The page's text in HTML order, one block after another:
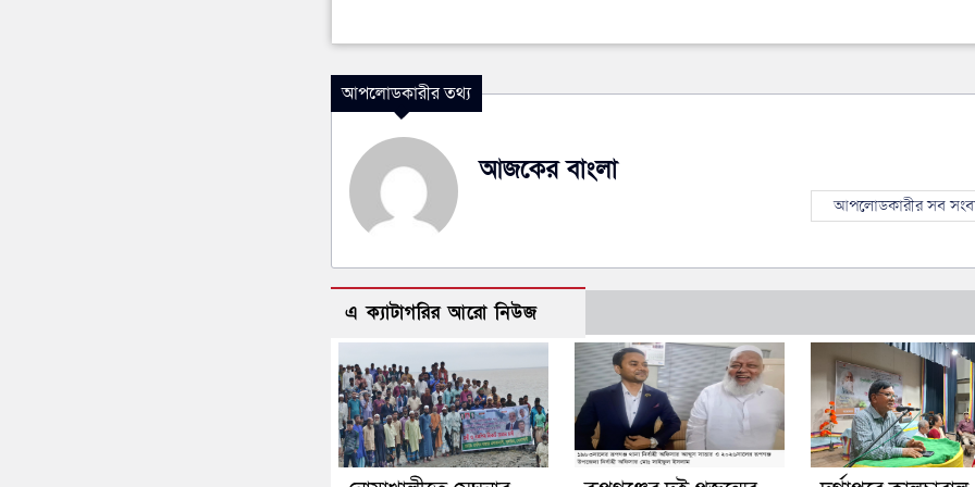
আপলোডকারীর তথ্য
আজকের বাংলা
আপলোডকারীর সব
এ ক্যাটাগরির আরো নিউজ